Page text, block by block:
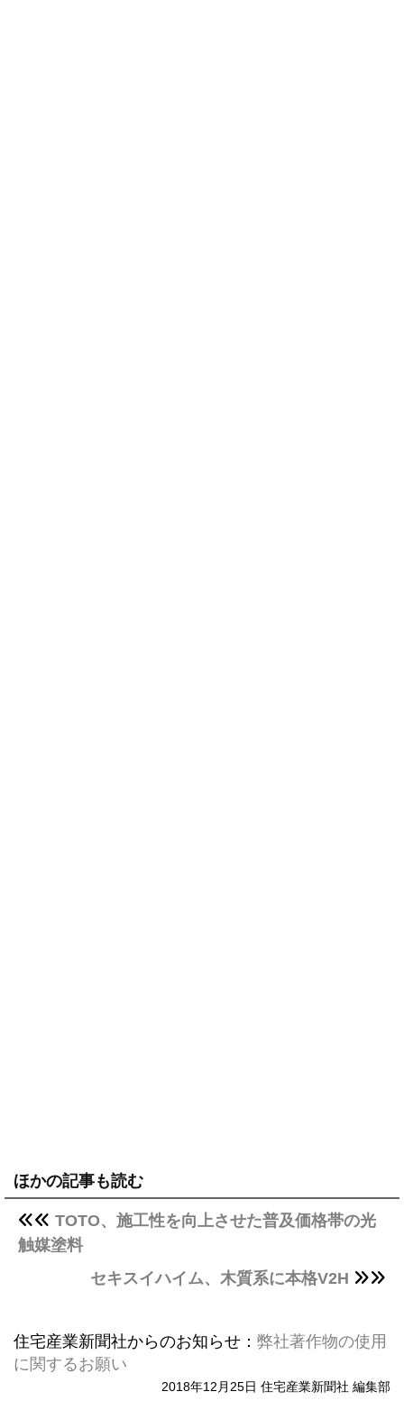
ほかの記事も読む
TOTO、施工性を向上させた普及価格帯の光
触媒塗料
セキスイハイム、木質系に本格V2H
住宅産業新聞社からのお知らせ： 弊社著作物の使用
に関するお願い
2018年12月25日 住宅産業新聞社 編集部